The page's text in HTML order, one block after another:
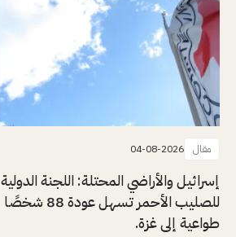
مقال 04-08-2026
إسرائيل والأراضي المحتلة: اللجنة الدولية
للصليب الأحمر تسهل عودة 88 شخصًا
طواعية إلى غزة.